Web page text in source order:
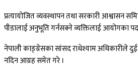
प्रत्यायोजित व्यवस्थापन तथा सरकारी आश्वासन
पीडालाई अनुभूति गर्नसक्ने व्यक्तिलाई आयोगका
नेपाली काङ्ग्रेसका सांसद राधेश्याम अधिकारीले
नदिन आग्रह समेत गरे ।